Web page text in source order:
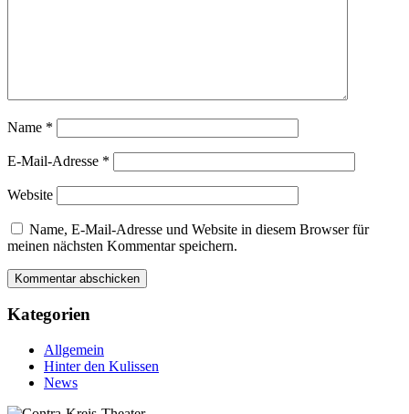
Name *
E-Mail-Adresse *
Website
Name, E-Mail-Adresse und Website in diesem Browser für
meinen nächsten Kommentar speichern.
Kategorien
Allgemein
Hinter den Kulissen
News